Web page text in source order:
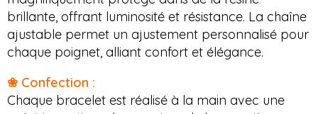
brillante, offrant luminosité et résistance. La chaîne
ajustable permet un ajustement personnalisé pour
chaque poignet, alliant confort et élégance.
❀ Confection :
Chaque bracelet est réalisé à la main avec une